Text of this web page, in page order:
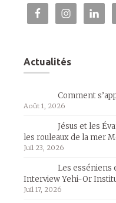
Actualités
Comment
Août 1, 2026
Jésus et les
les rouleaux de la mer
Juil 23, 2026
Les esséniens
Interview Yehi-Or
Juil 17, 2026